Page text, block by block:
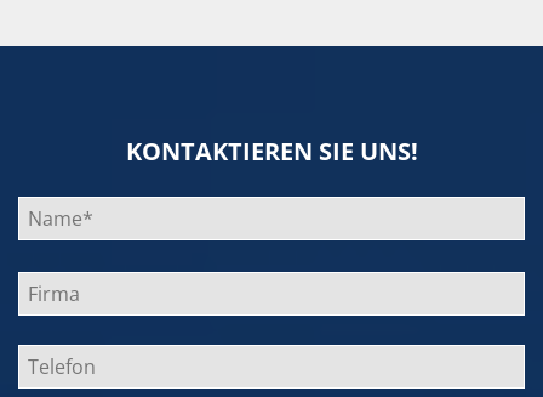
KONTAKTIEREN SIE UNS!
Bitte
lasse
dieses
Feld
leer.